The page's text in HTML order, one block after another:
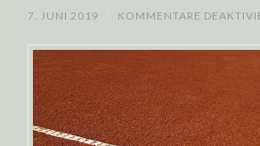
7. JUNI 2019 KOMMENTARE